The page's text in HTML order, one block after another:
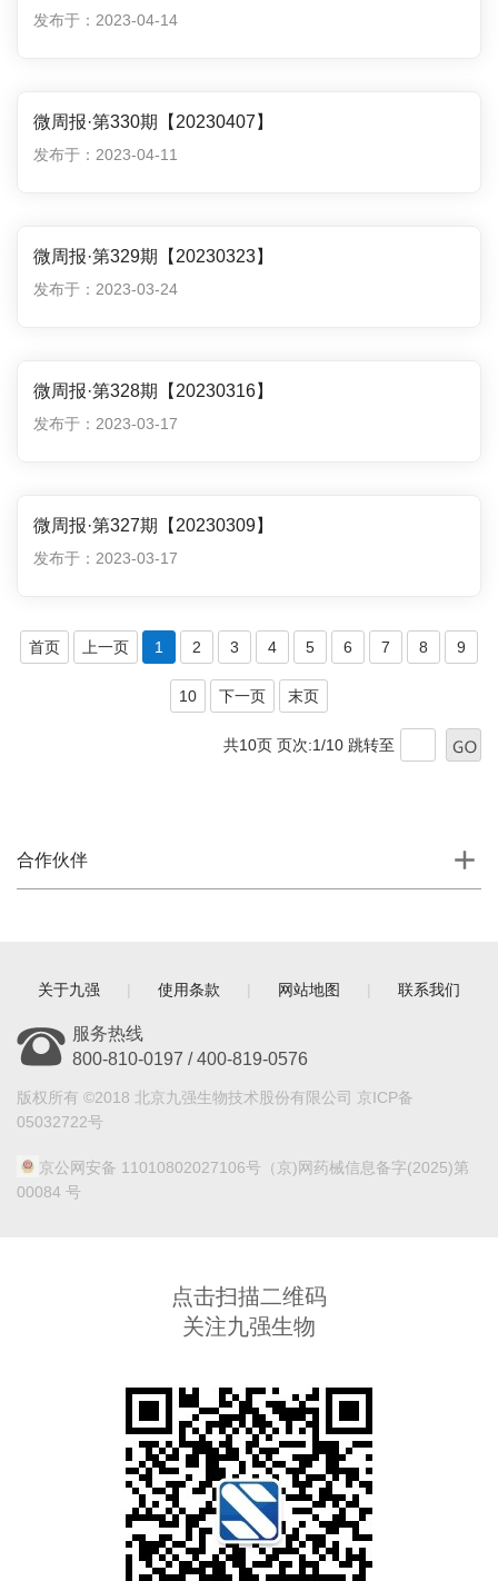
发布于：2023-04-14
微周报·第330期【20230407】
发布于：2023-04-11
微周报·第329期【20230323】
发布于：2023-03-24
微周报·第328期【20230316】
发布于：2023-03-17
微周报·第327期【20230309】
发布于：2023-03-17
首页 上一页 1 2 3 4 5 6 7 8 9
10 下一页 末页
共10页 页次:1/10 跳转至
合作伙伴
关于九强 | 使用条款 | 网站地图 | 联系我们
服务热线
800-810-0197 / 400-819-0576
版权所有 ©2018 北京九强生物技术股份有限公司 京ICP备
05032722号
京公网安备 11010802027106号 （京)网药械信息备字(2025)第
00084 号
点击扫描二维码
关注九强生物